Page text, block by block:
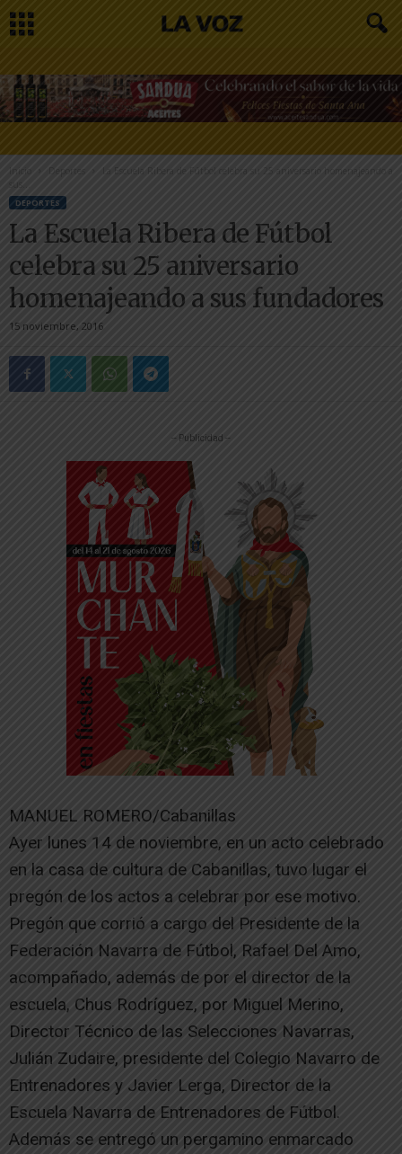
Inicio
La Escuela Ribera de Fútbol celebra su 25 aniversario homenajeando a
sus...
DEPORTES
La Escuela Ribera de Fútbol
celebra su 25 aniversario
homenajeando a sus fundadores
15 noviembre, 2016
-- Publicidad --
MANUEL ROMERO/Cabanillas
Ayer lunes 14 de noviembre, en un acto celebrado
en la casa de cultura de Cabanillas, tuvo lugar el
pregón de los actos a celebrar por ese motivo.
Pregón que corrió a cargo del Presidente de la
Federación Navarra de Fútbol, Rafael Del Amo,
acompañado, además de por el director de la
escuela, Chus Rodríguez, por Miguel Merino,
Director Técnico de las Selecciones Navarras,
Julián Zudaire, presidente del Colegio Navarro de
Entrenadores y Javier Lerga, Director de la
Escuela Navarra de Entrenadores de Fútbol.
Además se entregó un pergamino enmarcado